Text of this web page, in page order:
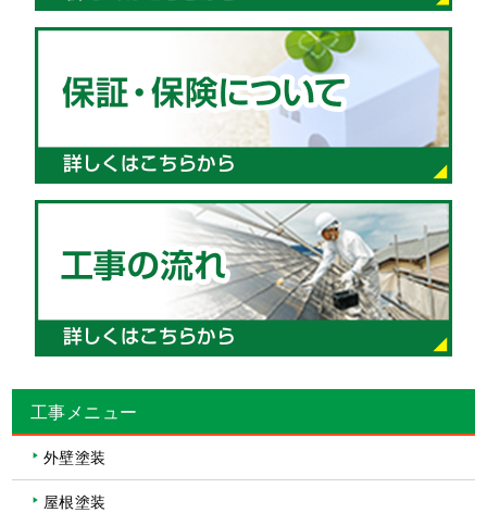
工事メニュー
外壁塗装
屋根塗装